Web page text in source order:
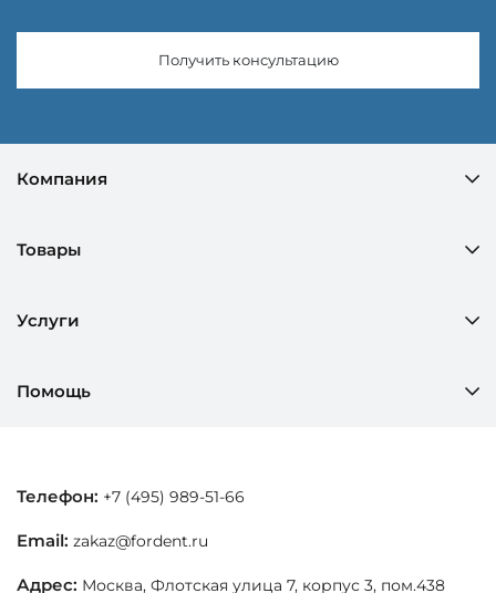
Получить консультацию
Компания
Товары
Услуги
Помощь
Телефон: +7 (495) 989-51-66
Email: zakaz@fordent.ru
Адрес: Москва, Флотская улица 7, корпус 3, пом.438